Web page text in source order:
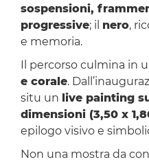
sospensioni,
progressive; il nero,
e memoria.
Il percorso culmina in
e corale.
situ un live painting
dimensioni (3,50 x
epilogo visivo e
Non una mostra da